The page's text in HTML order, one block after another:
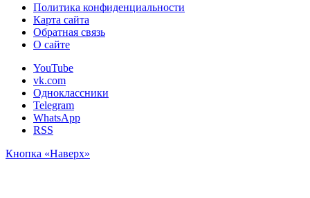
Политика конфиденциальности
Карта сайта
Обратная связь
О сайте
YouTube
vk.com
Одноклассники
Telegram
WhatsApp
RSS
Кнопка «Наверх»